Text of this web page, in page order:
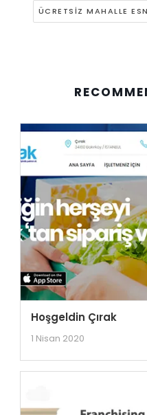
ÜCRETSIZ MAHALLE
Hoşgeldin Çırak
1 Nisan 2020